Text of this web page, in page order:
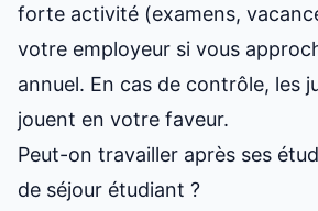
forte activité (examens,
votre employeur si vous
annuel. En cas de contrôle, les
jouent en votre faveur.
Peut-on travailler après ses
de séjour étudiant ?